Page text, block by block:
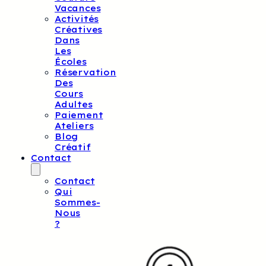
Vacances
Activités
Créatives
Dans
Les
Écoles
Réservation
Des
Cours
Adultes
Paiement
Ateliers
Blog
Créatif
Contact
Contact
Qui
Sommes-
Nous
?